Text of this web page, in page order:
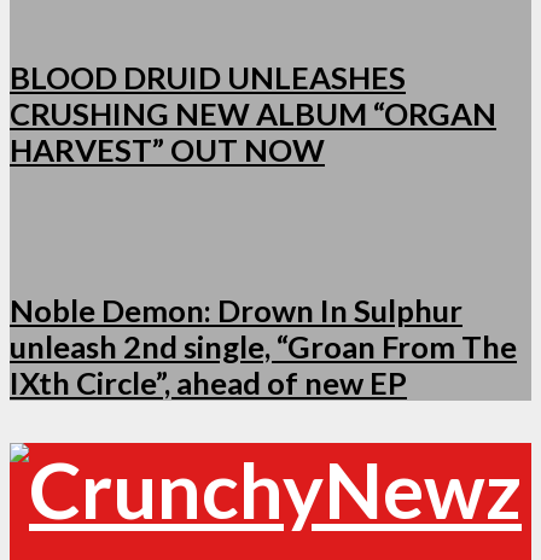
BLOOD DRUID UNLEASHES
CRUSHING NEW ALBUM “ORGAN
HARVEST” OUT NOW
Noble Demon: Drown In Sulphur
unleash 2nd single, “Groan From The
IXth Circle”, ahead of new EP